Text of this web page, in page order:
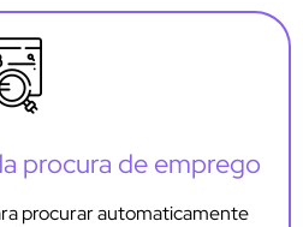
procura de emprego
procurar automaticamente